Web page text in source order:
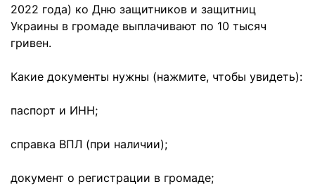
2022 года) ко Дню защитников и защитниц
Украины в громаде выплачивают по 10 тысяч
гривен.
Какие документы нужны (нажмите, чтобы увидеть):
паспорт и ИНН;
справка ВПЛ (при наличии);
документ о регистрации в громаде;